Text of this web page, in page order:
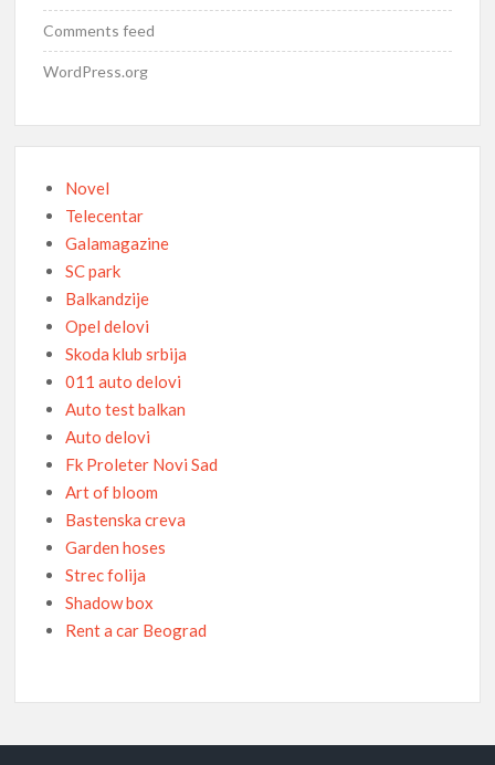
Comments feed
WordPress.org
Novel
Telecentar
Galamagazine
SC park
Balkandzije
Opel delovi
Skoda klub srbija
011 auto delovi
Auto test balkan
Auto delovi
Fk Proleter Novi Sad
Art of bloom
Bastenska creva
Garden hoses
Strec folija
Shadow box
Rent a car Beograd